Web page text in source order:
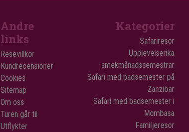
Andre
links
Resevillkor
Kundrecensioner
Cookies
Sitemap
Om oss
Turen går til
Utflykter
Kategorier
Safariresor
Upplevelserika
smekmånadssemestrar
Safari med badsemester på
Zanzibar
Safari med badsemester i
Mombasa
Familjeresor